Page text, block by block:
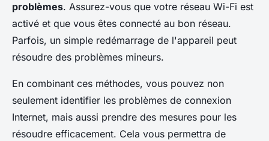
problèmes. Assurez-vous que votre réseau Wi-Fi est
activé et que vous êtes connecté au bon réseau.
Parfois, un simple redémarrage de l'appareil peut
résoudre des problèmes mineurs.
En combinant ces méthodes, vous pouvez non
seulement identifier les problèmes de connexion
Internet, mais aussi prendre des mesures pour les
résoudre efficacement. Cela vous permettra de